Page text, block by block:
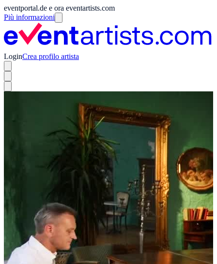
eventportal.de e ora eventartists.com
Più informazioni
LoginCrea profilo artista
Manda subito una richiesta